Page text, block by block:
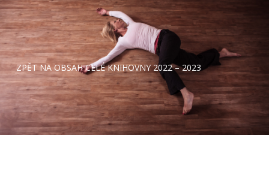
ZPĚT NA OBSAH CELÉ KNIHOVNY 2022 – 2023